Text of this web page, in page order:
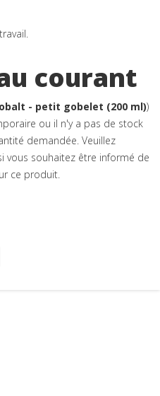
courant
- petit gobelet (200 ml))
ou il n'y a pas de stock
demandée. Veuillez
vous souhaitez être informé de
ce produit.